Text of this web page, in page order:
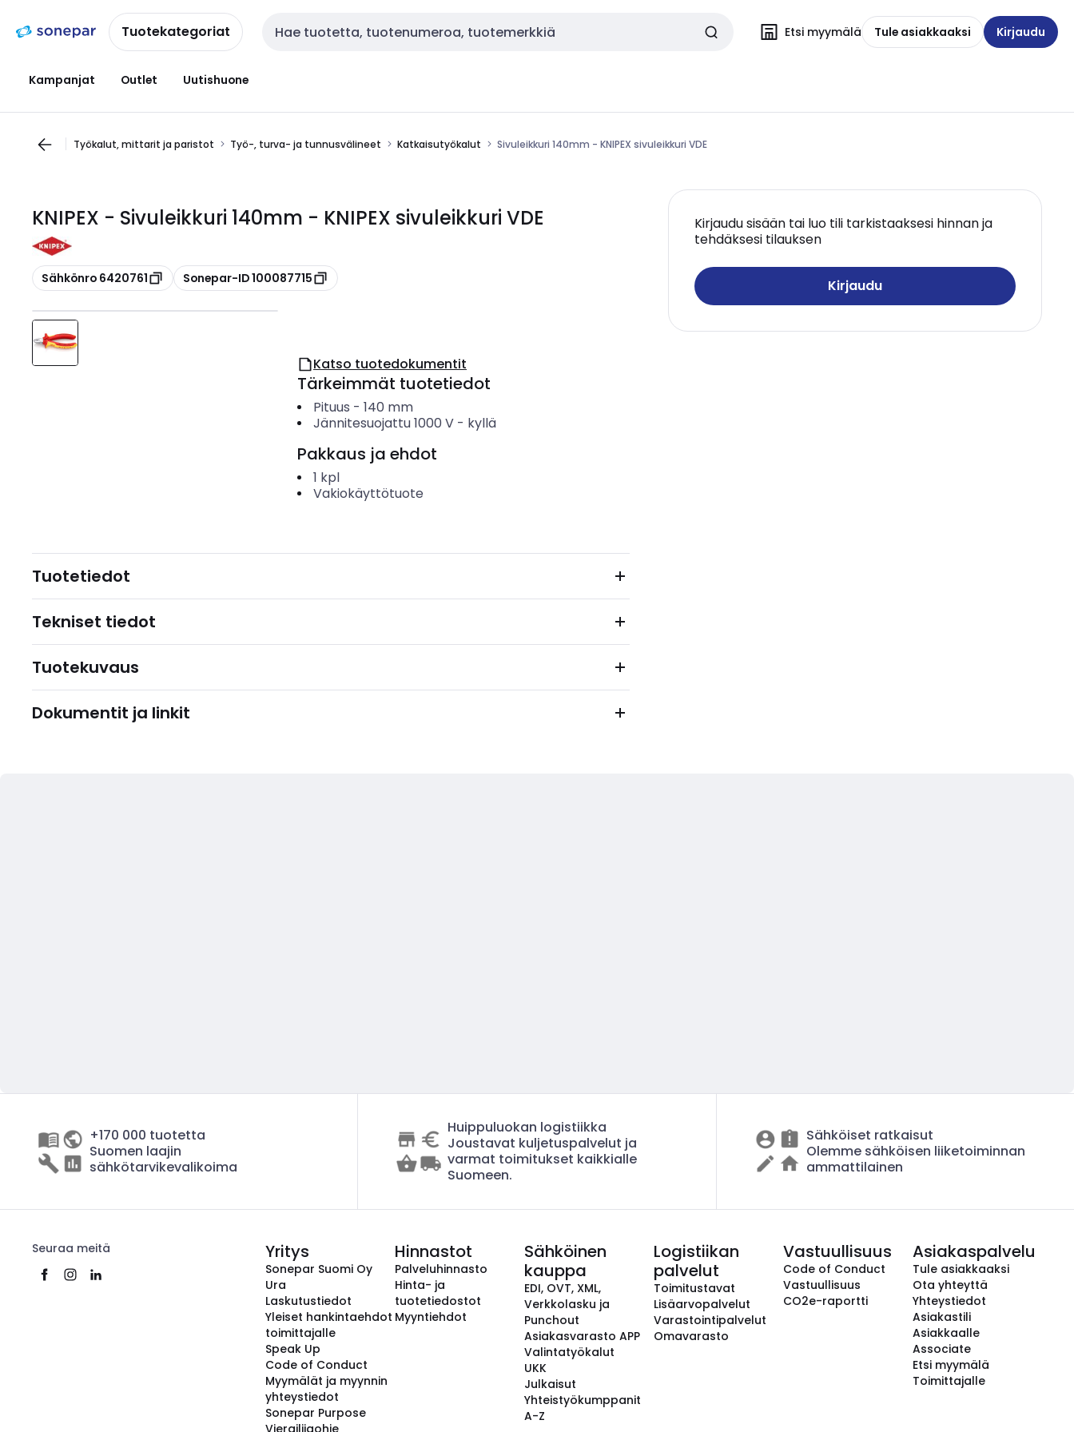
navigointiinsisältöönTuotekategoriat Haku Etsi myymälä Tule asiakkaaksi Kirjaudu
Kampanjat Outlet Uutishuone
Työkalut, mittarit ja paristot Työ-, turva- ja tunnusvälineet Katkaisutyökalut Sivuleikkuri 140mm - KNIPEX sivuleikkuri VDE
KNIPEX - Sivuleikkuri 140mm - KNIPEX sivuleikkuri VDE
Kopioi
Sähkönro 6420761 Kopioi
Sonepar-ID 100087715
Kirjaudu sisään tai luo tili tarkistaaksesi hinnan ja
tehdäksesi tilauksen
Kirjaudu
Katso tuotedokumentit
Tärkeimmät tuotetiedot
Pituus - 140 mm
Jännitesuojattu 1000 V- kyllä
Pakkaus ja ehdot
1 kpl
Vakiokäyttötuote
Tuotetiedot
Tekniset tiedot
Tuotekuvaus
Dokumentit ja linkit
+170 000 tuotetta
Suomen laajin
sähkötarvikevalikoima
Huippuluokan logistiikka
Joustavat kuljetuspalvelut ja
varmat toimitukset kaikkialle
Suomeen.
Sähköiset ratkaisut
Olemme sähköisen liiketoiminnan
ammattilainen
Seuraa meitä Yritys
Sonepar Suomi Oy
Ura
Laskutustiedot
Yleiset hankintaehdot
toimittajalle
Speak Up
Code of Conduct
Myymälät ja myynnin
yhteystiedot
Sonepar Purpose
Vierailijaohje
Hinnastot
Palveluhinnasto
Hinta- ja
tuotetiedostot
Myyntiehdot
Sähköinen
kauppa
EDI, OVT, XML,
Verkkolasku ja
Punchout
Asiakasvarasto APP
Valintatyökalut
UKK
Julkaisut
Yhteistyökumppanit
A-Z
Logistiikan
palvelut
Toimitustavat
Lisäarvopalvelut
Varastointipalvelut
Omavarasto
Vastuullisuus
Code of Conduct
Vastuullisuus
CO2e-raportti
Asiakaspalvelu
Tule asiakkaaksi
Ota yhteyttä
Yhteystiedot
Asiakastili
Asiakkaalle
Associate
Etsi myymälä
Toimittajalle